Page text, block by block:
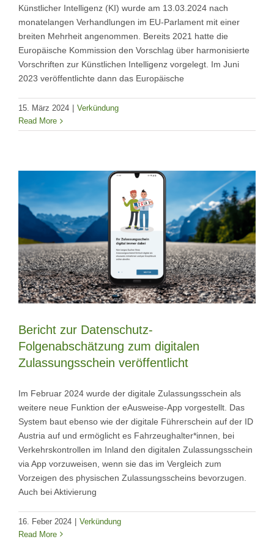
Künstlicher Intelligenz (KI) wurde am 13.03.2024 nach
monatelangen Verhandlungen im EU-Parlament mit einer
breiten Mehrheit angenommen. Bereits 2021 hatte die
Europäische Kommission den Vorschlag über harmonisierte
Vorschriften zur Künstlichen Intelligenz vorgelegt. Im Juni
2023 veröffentlichte dann das Europäische
15. März 2024
Verkündung
Read More
Bericht zur Datenschutz-
Folgenabschätzung zum digitalen
Zulassungsschein veröffentlicht
Im Februar 2024 wurde der digitale Zulassungsschein als
weitere neue Funktion der eAusweise-App vorgestellt. Das
System baut ebenso wie der digitale Führerschein auf der ID
Austria auf und ermöglicht es Fahrzeughalter*innen, bei
Verkehrskontrollen im Inland den digitalen Zulassungsschein
via App vorzuweisen, wenn sie das im Vergleich zum
Vorzeigen des physischen Zulassungsscheins bevorzugen.
Auch bei Aktivierung
16. Feber 2024 | Verkündung
Read More